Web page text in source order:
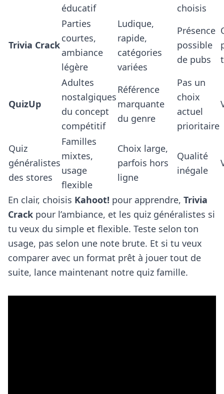
éducatif
choisis
Trivia Crack
Parties
courtes,
ambiance
légère
Ludique,
rapide,
catégories
variées
Présence
possible
de pubs
QuizUp
Adultes
nostalgiques
du concept
compétitif
Référence
marquante
du genre
Pas un
choix
actuel
prioritaire
Quiz
généralistes
des stores
Familles
mixtes,
usage
flexible
Choix large,
parfois hors
ligne
Qualité
inégale
En clair, choisis Kahoot! pour apprendre, Trivia
Crack pour l’ambiance, et les quiz généralistes si
tu veux du simple et flexible. Teste selon ton
usage, pas selon une note brute. Et si tu veux
comparer avec un format prêt à jouer tout de
suite, lance maintenant notre quiz famille.